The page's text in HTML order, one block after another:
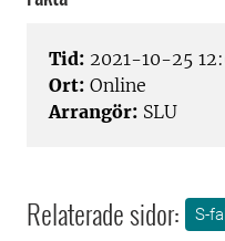
Tid: 2021-10-25
Ort: Online
Arrangör: SLU
Relaterade sidor: S-